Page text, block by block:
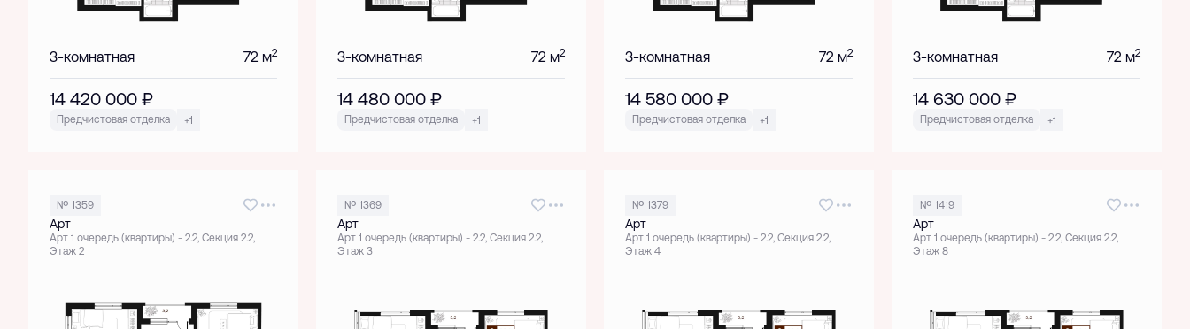
3-комнатная 72 м2
14 420 000 ₽
Предчистовая отделка +1
3-комнатная 72 м2
14 480 000 ₽
Предчистовая отделка +1
3-комнатная 72 м2
14 580 000 ₽
Предчистовая отделка +1
3-комнатная 72 м2
14 630 000 ₽
Предчистовая отделка +1
№ 1359
Арт
Арт 1 очередь (квартиры) - 2.2, Секция 2.2,
Этаж 2
№ 1369
Арт
Арт 1 очередь (квартиры) - 2.2, Секция 2.2,
Этаж 3
№ 1379
Арт
Арт 1 очередь (квартиры) - 2.2, Секция 2.2,
Этаж 4
№ 1419
Арт
Арт 1 очередь (квартиры) - 2.2, Секция 2.2,
Этаж 8